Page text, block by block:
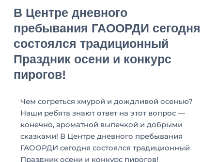
В Центре дневного
пребывания ГАООРДИ сегодня
состоялся традиционный
Праздник осени и конкурс
пирогов!
Чем согреться хмурой и дождливой осенью?
Наши ребята знают ответ на этот вопрос —
конечно, ароматной выпечкой и добрыми
сказками! В Центре дневного пребывания
ГАООРДИ сегодня состоялся традиционный
Праздник осени и конкурс пирогов!